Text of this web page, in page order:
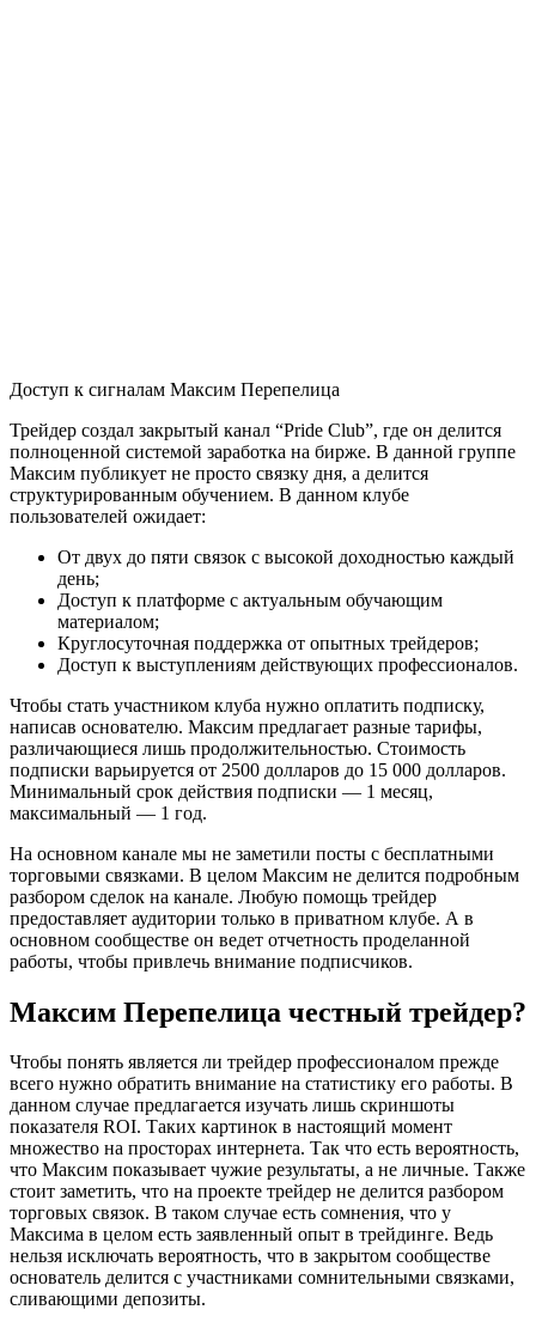
Доступ к сигналам Максим Перепелица
Трейдер создал закрытый канал “Pride Club”, где он делится
полноценной системой заработка на бирже. В данной группе
Максим публикует не просто связку дня, а делится
структурированным обучением. В данном клубе
пользователей ожидает:
От двух до пяти связок с высокой доходностью каждый
день;
Доступ к платформе с актуальным обучающим
материалом;
Круглосуточная поддержка от опытных трейдеров;
Доступ к выступлениям действующих профессионалов.
Чтобы стать участником клуба нужно оплатить подписку,
написав основателю. Максим предлагает разные тарифы,
различающиеся лишь продолжительностью. Стоимость
подписки варьируется от 2500 долларов до 15 000 долларов.
Минимальный срок действия подписки — 1 месяц,
максимальный — 1 год.
На основном канале мы не заметили посты с бесплатными
торговыми связками. В целом Максим не делится подробным
разбором сделок на канале. Любую помощь трейдер
предоставляет аудитории только в приватном клубе. А в
основном сообществе он ведет отчетность проделанной
работы, чтобы привлечь внимание подписчиков.
Максим Перепелица честный трейдер?
Чтобы понять является ли трейдер профессионалом прежде
всего нужно обратить внимание на статистику его работы. В
данном случае предлагается изучать лишь скриншоты
показателя ROI. Таких картинок в настоящий момент
множество на просторах интернета. Так что есть вероятность,
что Максим показывает чужие результаты, а не личные. Также
стоит заметить, что на проекте трейдер не делится разбором
торговых связок. В таком случае есть сомнения, что у
Максима в целом есть заявленный опыт в трейдинге. Ведь
нельзя исключать вероятность, что в закрытом сообществе
основатель делится с участниками сомнительными связками,
сливающими депозиты.